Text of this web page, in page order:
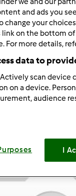
and ads you
change your
on the bottom
For more details,
data to
scan
on a device.
audience
I